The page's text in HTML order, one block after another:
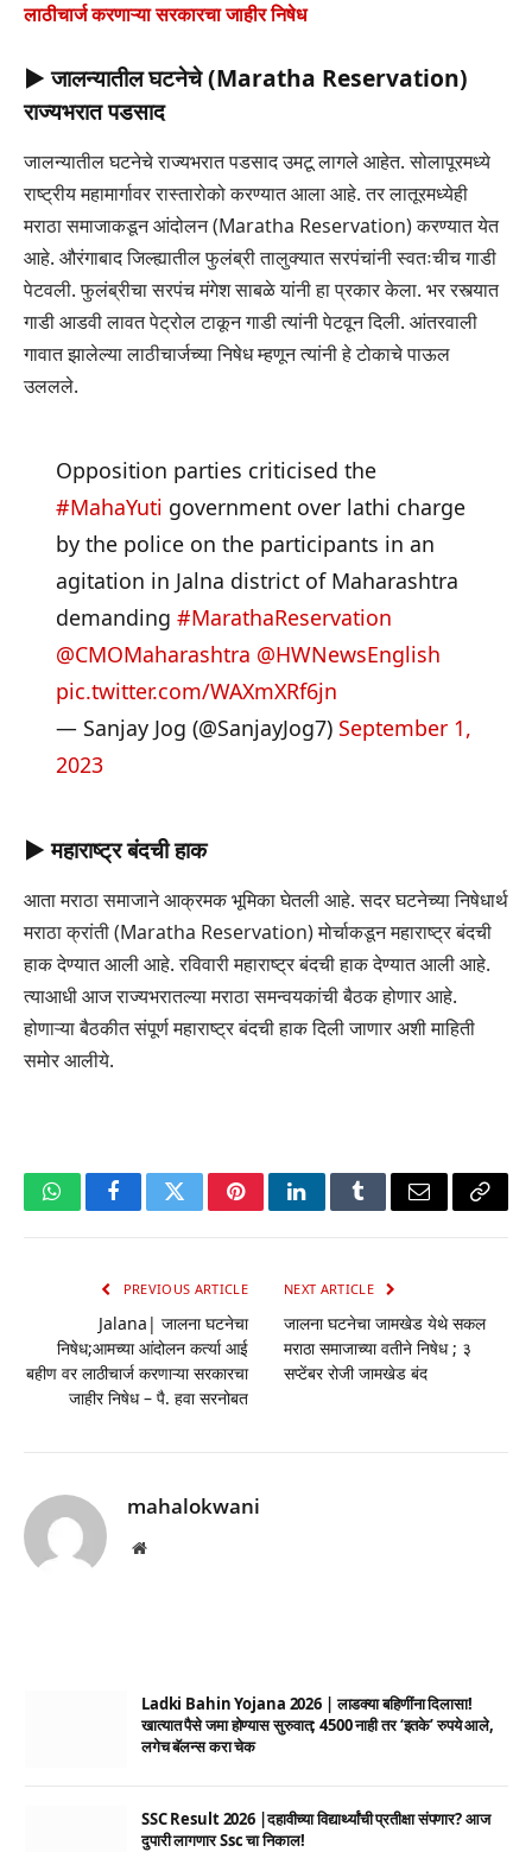
लाठीचार्ज करणाऱ्या सरकारचा जाहीर निषेध
▶ जालन्यातील घटनेचे (Maratha Reservation)
राज्यभरात पडसाद
जालन्यातील घटनेचे राज्यभरात पडसाद उमटू लागले आहेत. सोलापूरमध्ये
राष्ट्रीय महामार्गावर रास्तारोको करण्यात आला आहे. तर लातूरमध्येही
मराठा समाजाकडून आंदोलन (Maratha Reservation) करण्यात येत
आहे. औरंगाबाद जिल्ह्यातील फुलंब्री तालुक्यात सरपंचांनी स्वतःचीच गाडी
पेटवली. फुलंब्रीचा सरपंच मंगेश साबळे यांनी हा प्रकार केला. भर रस्त्यात
गाडी आडवी लावत पेट्रोल टाकून गाडी त्यांनी पेटवून दिली. आंतरवाली
गावात झालेल्या लाठीचार्जच्या निषेध म्हणून त्यांनी हे टोकाचे पाऊल
उललले.
Opposition parties criticised the
#MahaYuti government over lathi charge
by the police on the participants in an
agitation in Jalna district of Maharashtra
demanding #MarathaReservation
@CMOMaharashtra @HWNewsEnglish
pic.twitter.com/WAXmXRf6jn
— Sanjay Jog (@SanjayJog7) September 1,
2023
▶ महाराष्ट्र बंदची हाक
आता मराठा समाजाने आक्रमक भूमिका घेतली आहे. सदर घटनेच्या निषेधार्थ
मराठा क्रांती (Maratha Reservation) मोर्चाकडून महाराष्ट्र बंदची
हाक देण्यात आली आहे. रविवारी महाराष्ट्र बंदची हाक देण्यात आली आहे.
त्याआधी आज राज्यभरातल्या मराठा समन्वयकांची बैठक होणार आहे.
होणाऱ्या बैठकीत संपूर्ण महाराष्ट्र बंदची हाक दिली जाणार अशी माहिती
समोर आलीये.
WhatsAppFacebookTwitterPinterestLinkedInTumblrEmail Copy
PREVIOUS ARTICLE
Jalana| जालना घटनेचा
निषेध;आमच्या आंदोलन कर्त्या आई
बहीण वर लाठीचार्ज करणाऱ्या सरकारचा
जाहीर निषेध – पै. हवा सरनोबत
NEXT ARTICLE
जालना घटनेचा जामखेड येथे सकल
मराठा समाजाच्या वतीने निषेध ; ३
सप्टेंबर रोजी जामखेड बंद
mahalokwani
Website
Ladki Bahin Yojana 2026 | लाडक्या बहिणींना दिलासा!
खात्यात पैसे जमा होण्यास सुरुवात; 4500 नाही तर ‘इतके’ रुपये आले,
लगेच बॅलन्स करा चेक
SSC Result 2026 |दहावीच्या विद्यार्थ्यांची प्रतीक्षा संपणार? आज
दुपारी लागणार Ssc चा निकाल!